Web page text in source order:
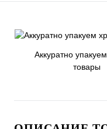
Аккуратно
товары